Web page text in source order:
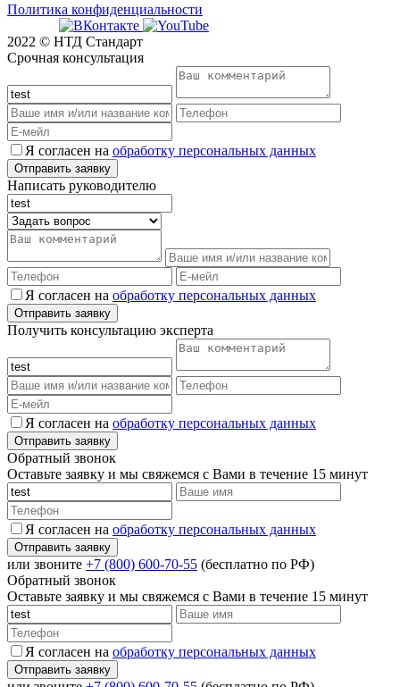
Политика конфиденциальности
2022 © НТД Стандарт
Срочная консультация
Я согласен на обработку персональных данных
Написать руководителю
Я согласен на обработку персональных данных
Получить консультацию эксперта
Я согласен на обработку персональных данных
Обратный звонок
Оставьте заявку и мы свяжемся с Вами в течение 15 минут
Я согласен на обработку персональных данных
или звоните +7 (800) 600-70-55 (бесплатно по РФ)
Обратный звонок
Оставьте заявку и мы свяжемся с Вами в течение 15 минут
Я согласен на обработку персональных данных